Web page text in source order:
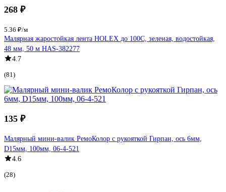
268 ₽
5.36 ₽/м
Малярная жаростойкая лента HOLEX до 100С, зеленая, водостойкая,
48 мм, 50 м HAS-382277
4.7
(81)
135 ₽
Малярный мини-валик РемоКолор с рукояткой Гирпан, ось 6мм,
D15мм, 100мм, 06-4-521
4.6
(28)